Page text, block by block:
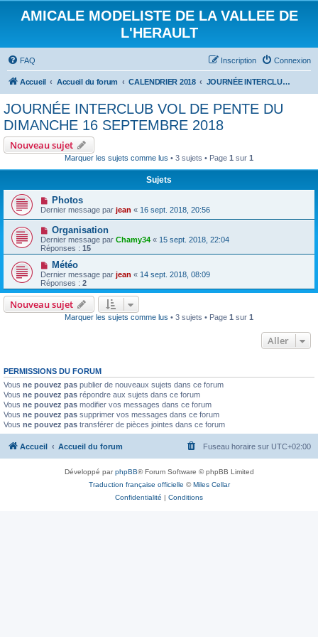
AMICALE MODELISTE DE LA VALLEE DE
L'HERAULT
FAQ Connexion
Inscription
Accueil Accueil du forum CALENDRIER 2018 JOURNÉE INTERCLUB VOL DE PENTE DU DIMANCHE 16 SEPTEMBRE 2018
JOURNÉE INTERCLUB VOL DE PENTE DU
DIMANCHE 16 SEPTEMBRE 2018
Nouveau sujet
Marquer les sujets comme lus • 3 sujets • Page 1 sur 1
Sujets
Photos
Dernier message par jean « 16 sept. 2018, 20:56
Organisation
Dernier message par Chamy34 « 15 sept. 2018, 22:04
Réponses : 15
Météo
Dernier message par jean « 14 sept. 2018, 08:09
Réponses : 2
Nouveau sujet
Marquer les sujets comme lus • 3 sujets • Page 1 sur 1
Aller
PERMISSIONS DU FORUM
Vous ne pouvez pas publier de nouveaux sujets dans ce forum
Vous ne pouvez pas répondre aux sujets dans ce forum
Vous ne pouvez pas modifier vos messages dans ce forum
Vous ne pouvez pas supprimer vos messages dans ce forum
Vous ne pouvez pas transférer de pièces jointes dans ce forum
Accueil Accueil du forum Fuseau horaire sur UTC+02:00
Développé parphpBB® Forum Software © phpBB Limited
Traduction française officielle ©Miles Cellar
Confidentialité | Conditions